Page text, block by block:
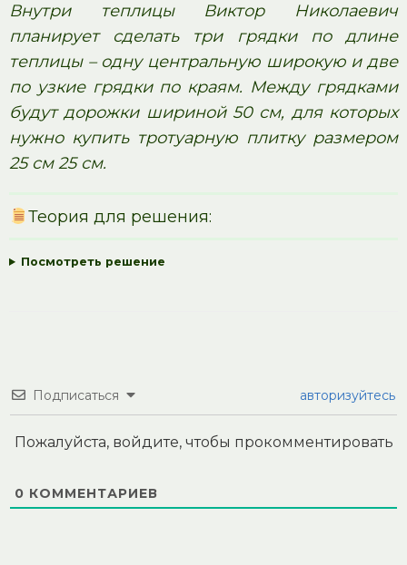
Внутри теплицы Виктор Николаевич
планирует сделать три грядки по длине
теплицы – одну центральную широкую и две
по узкие грядки по краям. Между грядками
будут дорожки шириной 50 см, для которых
нужно купить тротуарную плитку размером
25 см 25 см.
Теория для решения:
Посмотреть решение
Подписаться авторизуйтесь
Пожалуйста, войдите, чтобы прокомментировать
0 КОММЕНТАРИЕВ